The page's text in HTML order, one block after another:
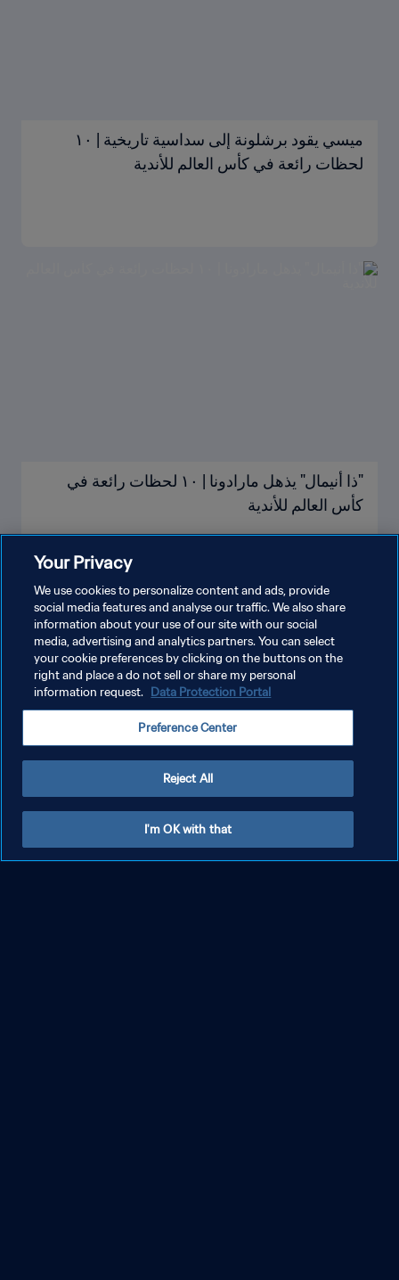
ميسي يقود برشلونة إلى سداسية تاريخية | ١٠
لحظات رائعة في كأس العالم للأندية
"ذا أنيمال" يذهل مارادونا | ١٠ لحظات رائعة في
كأس العالم للأندية
شاهد المزيد
فيديوهات كأس العالم للأندية
Your Privacy
We use cookies to personalize content and ads, provide
social media features and analyse our traffic. We also share
information about your use of our site with our social
media, advertising and analytics partners. You can select
your cookie preferences by clicking on the buttons on the
right and place a do not sell or share my personal
information request. Data Protection Portal
Preference Center
Reject All
I'm OK with that